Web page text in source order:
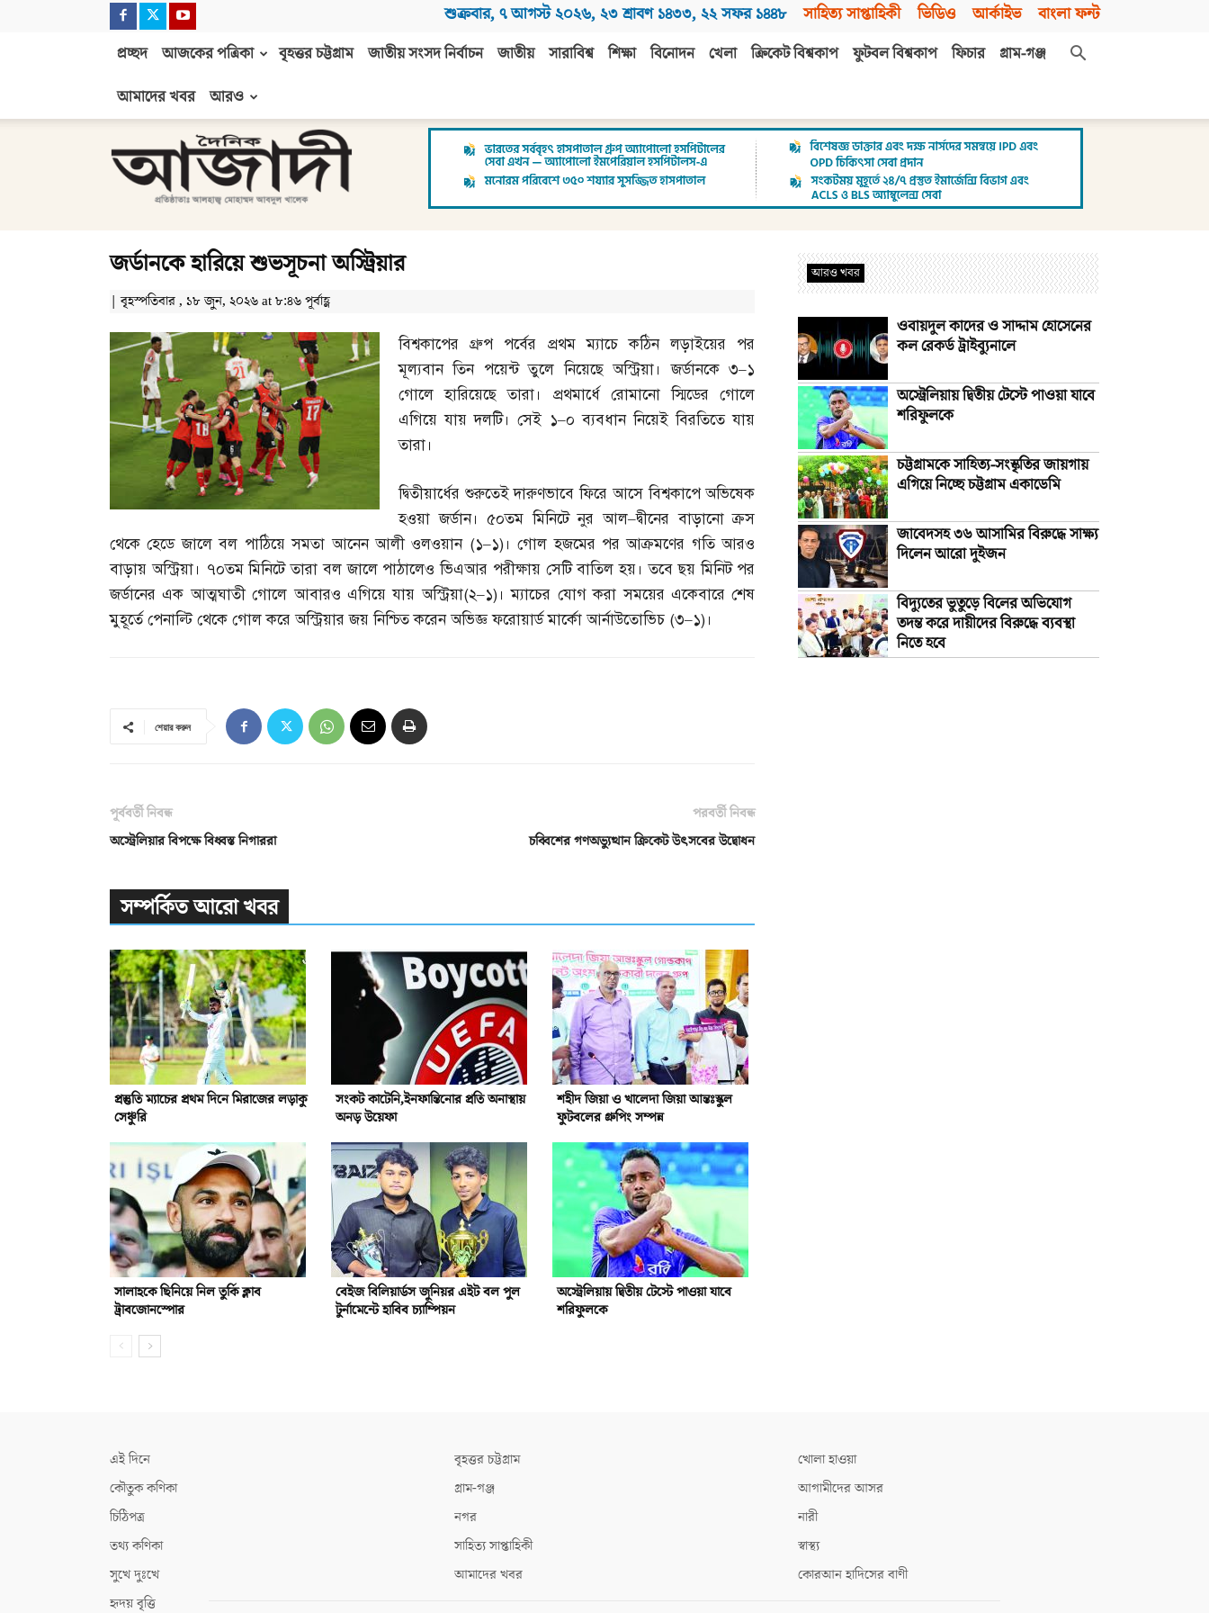
শুক্রবার, ৭ আগস্ট ২০২৬, ২৩ শ্রাবণ ১৪৩৩, ২২ সফর ১৪৪৮ সাহিত্য সাপ্তাহিকী ভিডিও আর্কাইভ বাংলা ফন্ট
প্রচ্ছদ আজকের পত্রিকা বৃহত্তর চট্টগ্রাম জাতীয় সংসদ নির্বাচন জাতীয় সারাবিশ্ব শিক্ষা বিনোদন খেলা ক্রিকেট বিশ্বকাপ ফুটবল বিশ্বকাপ ফিচার
গ্রাম-গঞ্জ
আমাদের খবর
আরও
আজাদী
জর্ডানকে হারিয়ে শুভসূচনা অস্ট্রিয়ার
| বৃহস্পতিবার , ১৮ জুন, ২০২৬ at ৮:৪৬ পূর্বাহ্ণ
বিশ্বকাপের গ্রুপ পর্বের প্রথম ম্যাচে কঠিন লড়াইয়ের পর
মূল্যবান তিন পয়েন্ট তুলে নিয়েছে অস্ট্রিয়া। জর্ডানকে ৩–১
গোলে হারিয়েছে তারা। প্রথমার্ধে রোমানো স্মিডের গোলে
এগিয়ে যায় দলটি। সেই ১–০ ব্যবধান নিয়েই বিরতিতে যায়
তারা।
দ্বিতীয়ার্ধের শুরুতেই দারুণভাবে ফিরে আসে বিশ্বকাপে অভিষেক
হওয়া জর্ডান। ৫০তম মিনিটে নুর আল–দ্বীনের বাড়ানো ক্রস
থেকে হেডে জালে বল পাঠিয়ে সমতা আনেন আলী ওলওয়ান (১–১)। গোল হজমের পর আক্রমণের গতি আরও
বাড়ায় অস্ট্রিয়া। ৭০তম মিনিটে তারা বল জালে পাঠালেও ভিএআর পরীক্ষায় সেটি বাতিল হয়। তবে ছয় মিনিট পর
জর্ডানের এক আত্মঘাতী গোলে আবারও এগিয়ে যায় অস্ট্রিয়া(২–১)। ম্যাচের যোগ করা সময়ের একেবারে শেষ
মুহূর্তে পেনাল্টি থেকে গোল করে অস্ট্রিয়ার জয় নিশ্চিত করেন অভিজ্ঞ ফরোয়ার্ড মার্কো আর্নাউতোভিচ (৩–১)।
শেয়ার করুন
পূর্ববর্তী নিবন্ধ
অস্ট্রেলিয়ার বিপক্ষে বিধ্বস্ত নিগাররা
পরবর্তী নিবন্ধ
চব্বিশের গণঅভ্যুত্থান ক্রিকেট উৎসবের উদ্বোধন
সম্পর্কিত আরো খবর
প্রস্তুতি ম্যাচের প্রথম দিনে মিরাজের লড়াকু
সেঞ্চুরি
সংকট কাটেনি,ইনফান্তিনোর প্রতি অনাস্থায়
অনড় উয়েফা
শহীদ জিয়া ও খালেদা জিয়া আন্তঃস্কুল
ফুটবলের গ্রুপিং সম্পন্ন
সালাহকে ছিনিয়ে নিল তুর্কি ক্লাব
ট্রাবজোনস্পোর
বেইজ বিলিয়ার্ডস জুনিয়র এইট বল পুল
টুর্নামেন্টে হাবিব চ্যাম্পিয়ন
অস্ট্রেলিয়ায় দ্বিতীয় টেস্টে পাওয়া যাবে
শরিফুলকে
আরও খবর
ওবায়দুল কাদের ও সাদ্দাম হোসেনের
কল রেকর্ড ট্রাইব্যুনালে
অস্ট্রেলিয়ায় দ্বিতীয় টেস্টে পাওয়া যাবে
শরিফুলকে
চট্টগ্রামকে সাহিত্য-সংস্কৃতির জায়গায়
এগিয়ে নিচ্ছে চট্টগ্রাম একাডেমি
জাবেদসহ ৩৬ আসামির বিরুদ্ধে সাক্ষ্য
দিলেন আরো দুইজন
বিদ্যুতের ভুতুড়ে বিলের অভিযোগ
তদন্ত করে দায়ীদের বিরুদ্ধে ব্যবস্থা
নিতে হবে
এই দিনে
কৌতুক কণিকা
চিঠিপত্র
তথ্য কণিকা
সুখে দুঃখে
হৃদয় বৃত্তি
বৃহত্তর চট্টগ্রাম
গ্রাম-গঞ্জ
নগর
সাহিত্য সাপ্তাহিকী
আমাদের খবর
খোলা হাওয়া
আগামীদের আসর
নারী
স্বাস্থ্য
কোরআন হাদিসের বাণী